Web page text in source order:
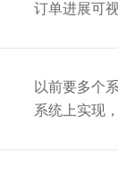
订单进展可
以前要多个
系统上实现